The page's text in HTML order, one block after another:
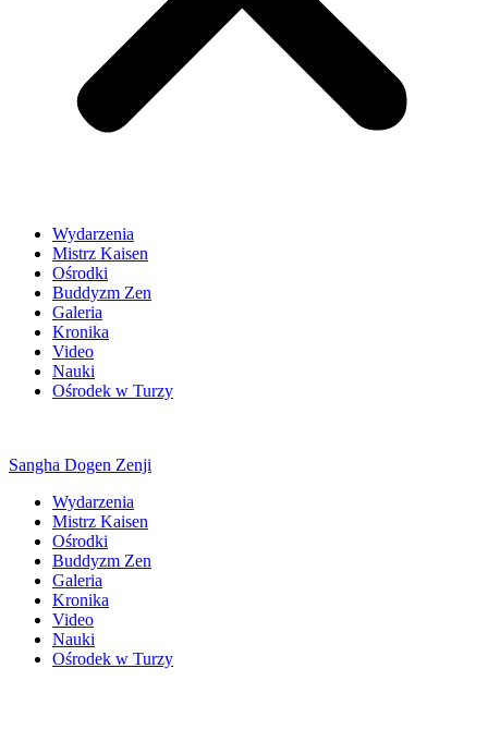
Wydarzenia
Mistrz Kaisen
Ośrodki
Buddyzm Zen
Galeria
Kronika
Video
Nauki
Ośrodek w Turzy
Sangha Dogen Zenji
Wydarzenia
Mistrz Kaisen
Ośrodki
Buddyzm Zen
Galeria
Kronika
Video
Nauki
Ośrodek w Turzy